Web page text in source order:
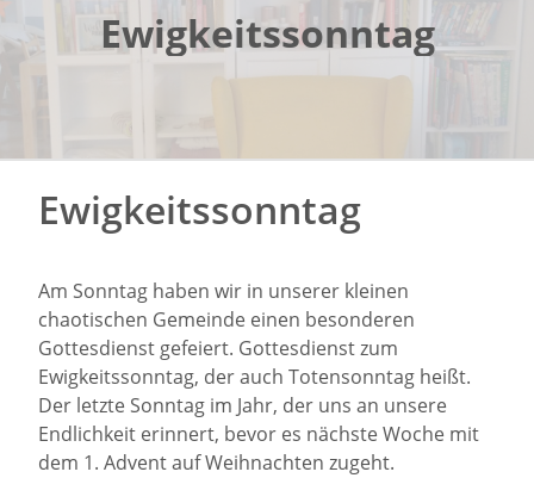
Ewigkeitssonntag
Ewigkeitssonntag
Am Sonntag haben wir in unserer kleinen
chaotischen Gemeinde einen besonderen
Gottesdienst gefeiert. Gottesdienst zum
Ewigkeitssonntag, der auch Totensonntag heißt.
Der letzte Sonntag im Jahr, der uns an unsere
Endlichkeit erinnert, bevor es nächste Woche mit
dem 1. Advent auf Weihnachten zugeht.